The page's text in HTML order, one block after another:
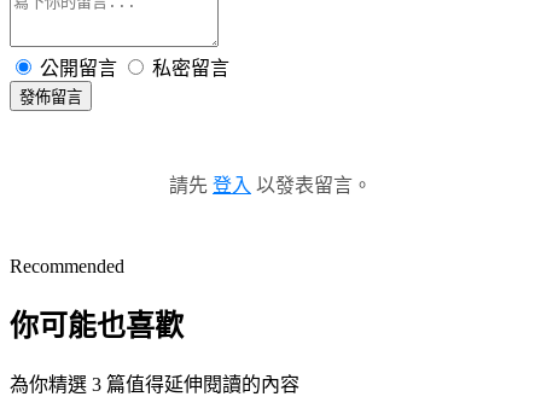
公開留言 私密留言
發佈留言
請先 登入 以發表留言。
Recommended
你可能也喜歡
為你精選 3 篇值得延伸閱讀的內容